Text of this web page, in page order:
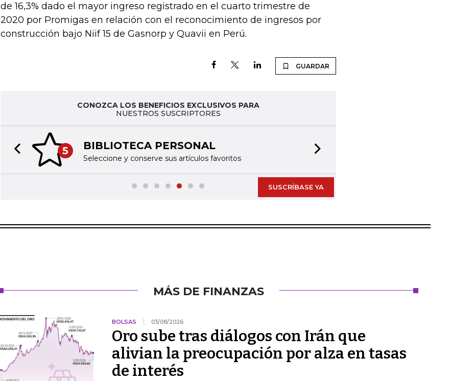
de 16,3% dado el mayor ingreso registrado en el cuarto trimestre de
2020 por Promigas en relación con el reconocimiento de ingresos por
construcción bajo Niif 15 de Gasnorp y Quavii en Perú.
GUARDAR
CONOZCA LOS BENEFICIOS EXCLUSIVOS PARA
NUESTROS SUSCRIPTORES
5 BIBLIOTECA PERSONAL
Seleccione y conserve sus artículos favoritos
Previous slide
SUSCRÍBASE YA
MÁS DE FINANZAS
BOLSAS 03/08/2026
Oro sube tras diálogos con Irán que
alivian la preocupación por alza en tasas
de interés